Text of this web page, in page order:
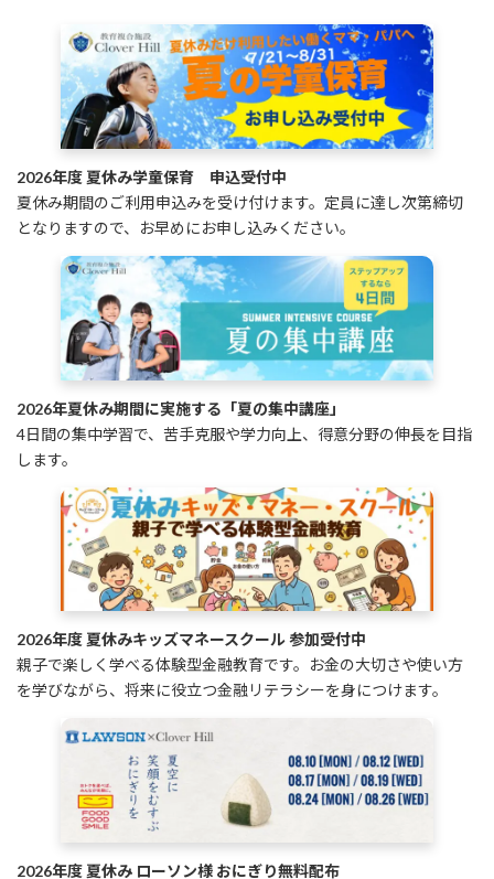
2026年度 夏休み学童保育 申込受付中
夏休み期間のご利用申込みを受け付けます。定員に達し次第締切
となりますので、お早めにお申し込みください。
2026年夏休み期間に実施する「夏の集中講座」
4日間の集中学習で、苦手克服や学力向上、得意分野の伸長を目指
します。
2026年度 夏休みキッズマネースクール 参加受付中
親子で楽しく学べる体験型金融教育です。お金の大切さや使い方
を学びながら、将来に役立つ金融リテラシーを身につけます。
2026年度 夏休み ローソン様 おにぎり無料配布